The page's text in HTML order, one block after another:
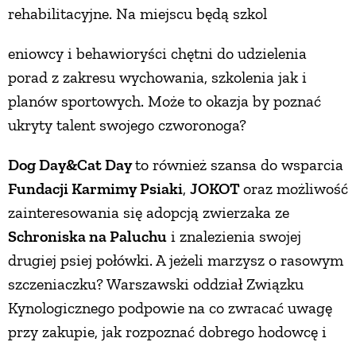
rehabilitacyjne. Na miejscu będą szkol
eniowcy i behawioryści chętni do udzielenia
porad z zakresu wychowania, szkolenia jak i
planów sportowych. Może to okazja by poznać
ukryty talent swojego czworonoga?
Dog Day&Cat Dayto również szansa do wsparcia
Fundacji Karmimy Psiaki, JOKOToraz możliwość
zainteresowania się adopcją zwierzaka ze
Schroniska na Paluchu i znalezienia swojej
drugiej psiej połówki. A jeżeli marzysz o rasowym
szczeniaczku? Warszawski oddział Związku
Kynologicznego podpowie na co zwracać uwagę
przy zakupie, jak rozpoznać dobrego hodowcę i